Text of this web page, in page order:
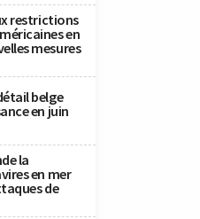
restrictions
en
mesures
belge
en juin
la
en mer
de